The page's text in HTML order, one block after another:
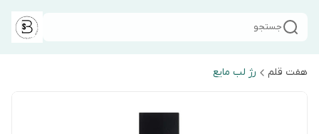
جستجو
هفت قلم رژ لب مایع